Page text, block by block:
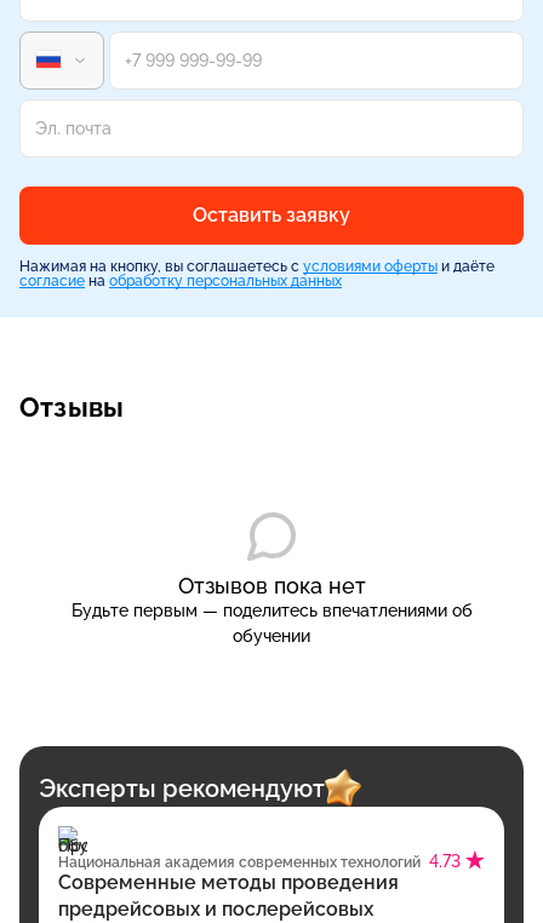
Оставить заявку
Нажимая на кнопку, вы соглашаетесь с условиями оферты и даёте
согласие на обработку персональных данных
Эксперты рекомендуют
Национальная академия современных технологий 4.73
Современные методы проведения
предрейсовых и послерейсовых
Отзывы
Отзывов пока нет
Будьте первым — поделитесь впечатлениями об
обучении